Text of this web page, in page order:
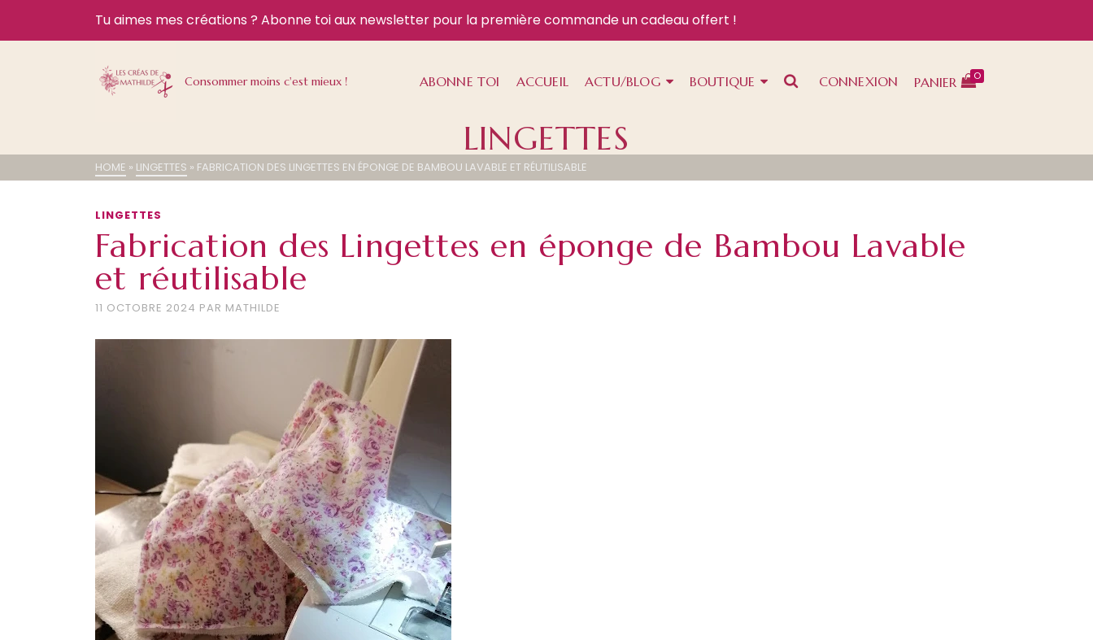
Tu aimes mes créations ? Abonne toi aux newsletter pour la première commande un cadeau offert !
Consommer moins c'est mieux ! ABONNE TOI ACCUEIL ACTU/BLOG BOUTIQUE CONNEXION PANIER 0
LINGETTES
HOME » LINGETTES » FABRICATION DES LINGETTES EN ÉPONGE DE BAMBOU LAVABLE ET RÉUTILISABLE
LINGETTES
Fabrication des Lingettes en éponge de Bambou Lavable
et réutilisable
11 OCTOBRE 2024 PAR MATHILDE